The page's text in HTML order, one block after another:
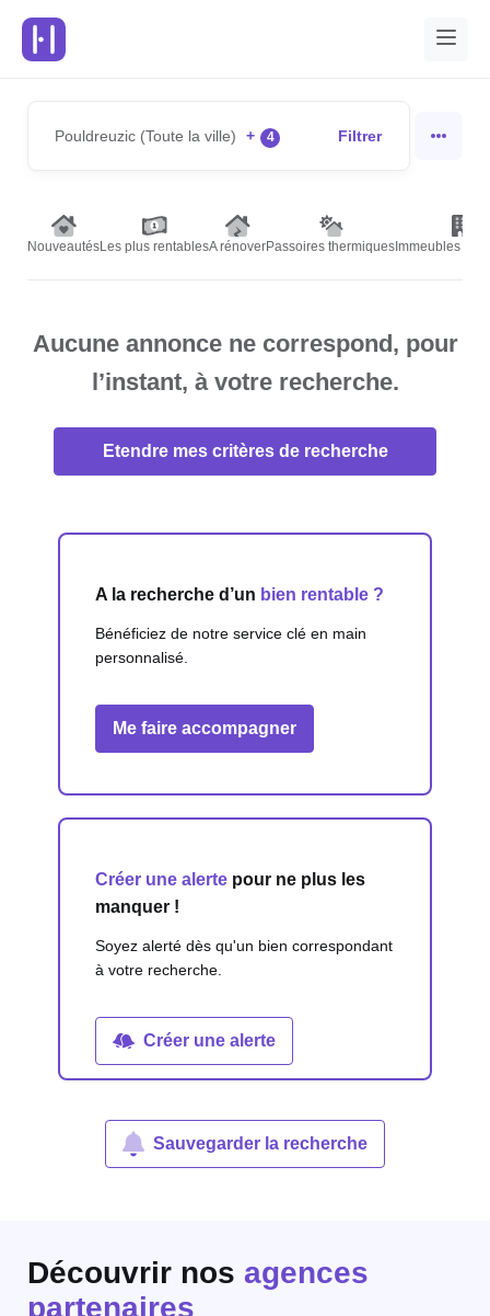
Pouldreuzic (Toute la ville) + 4 Filtrer
NouveautésLes plus rentablesA rénoverPassoires thermiques Immeubles de
Aucune annonce ne correspond, pour
l’instant, à votre recherche.
Etendre mes critères de recherche
A la recherche d’un bien rentable ?
Bénéficiez de notre service clé en main
personnalisé.
Me faire accompagner
Créer une alerte pour ne plus les
manquer !
Soyez alerté dès qu'un bien correspondant
à votre recherche.
Créer une alerte
Sauvegarder la recherche
Découvrir nos agences
partenaires